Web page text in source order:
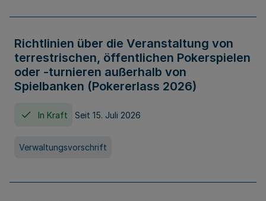
Richtlinien über die Veranstaltung von
terrestrischen, öffentlichen Pokerspielen
oder -turnieren außerhalb von
Spielbanken (Pokererlass 2026)
In Kraft Seit 15. Juli 2026
Verwaltungsvorschrift